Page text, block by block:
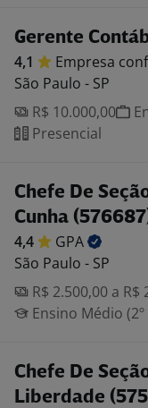
Gerente
4,1 Empresa
São Paulo - SP
R$ 10.000,00
Presencial
Chefe De
Cunha
4,4
GPA
São Paulo - SP
R$ 2.500,00 a R$
Ensino Médio
Chefe De
Liberdade